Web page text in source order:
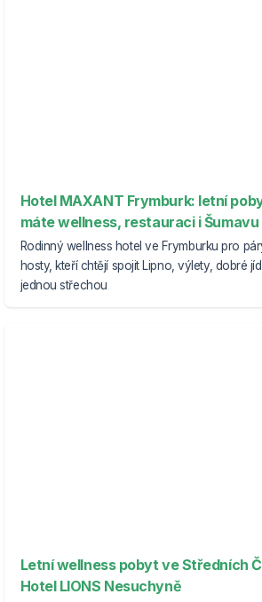
Hotel MAXANT Frymburk: letní
máte wellness, restauraci i Šumavu
Rodinný wellness hotel ve Frymburku pro
hosty, kteří chtějí spojit Lipno, výlety, dobré
jednou střechou
Letní wellness pobyt ve Středních
Hotel LIONS Nesuchyně